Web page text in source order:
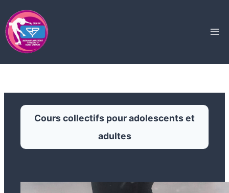
au
contenu
Cours collectifs pour adolescents et
adultes